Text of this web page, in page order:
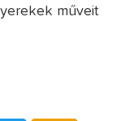
műveit